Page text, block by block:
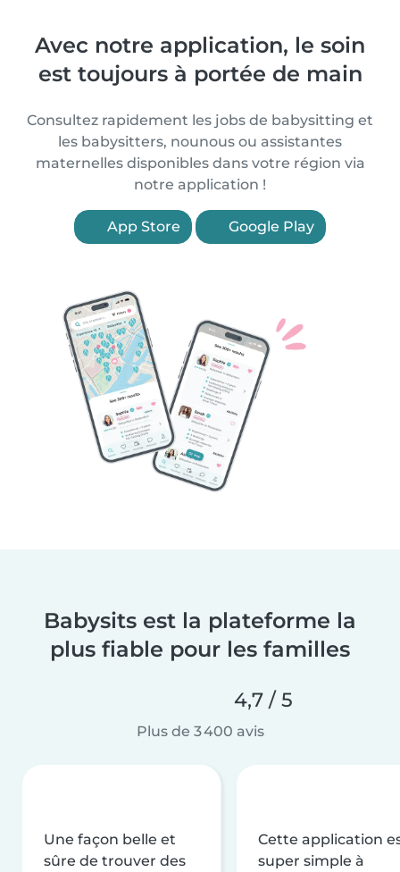
Avec notre application, le soin
est toujours à portée de main
Consultez rapidement les jobs de babysitting et
les babysitters, nounous ou assistantes
maternelles disponibles dans votre région via
notre application !
App Store Google Play
Babysits est la plateforme la
plus fiable pour les familles
4,7 / 5
Plus de 3 400 avis
Une façon belle et
sûre de trouver des
Cette application
super simple à